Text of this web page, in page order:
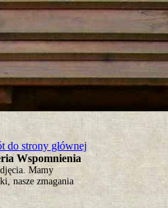
do strony głównej
Wspomnienia
Mamy
nasze zmagania